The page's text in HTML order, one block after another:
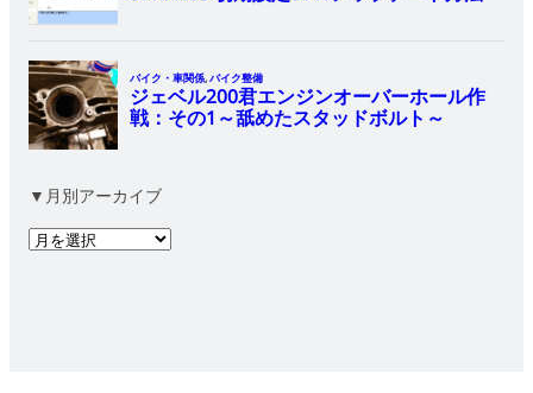
▼月別アーカイブ
ア